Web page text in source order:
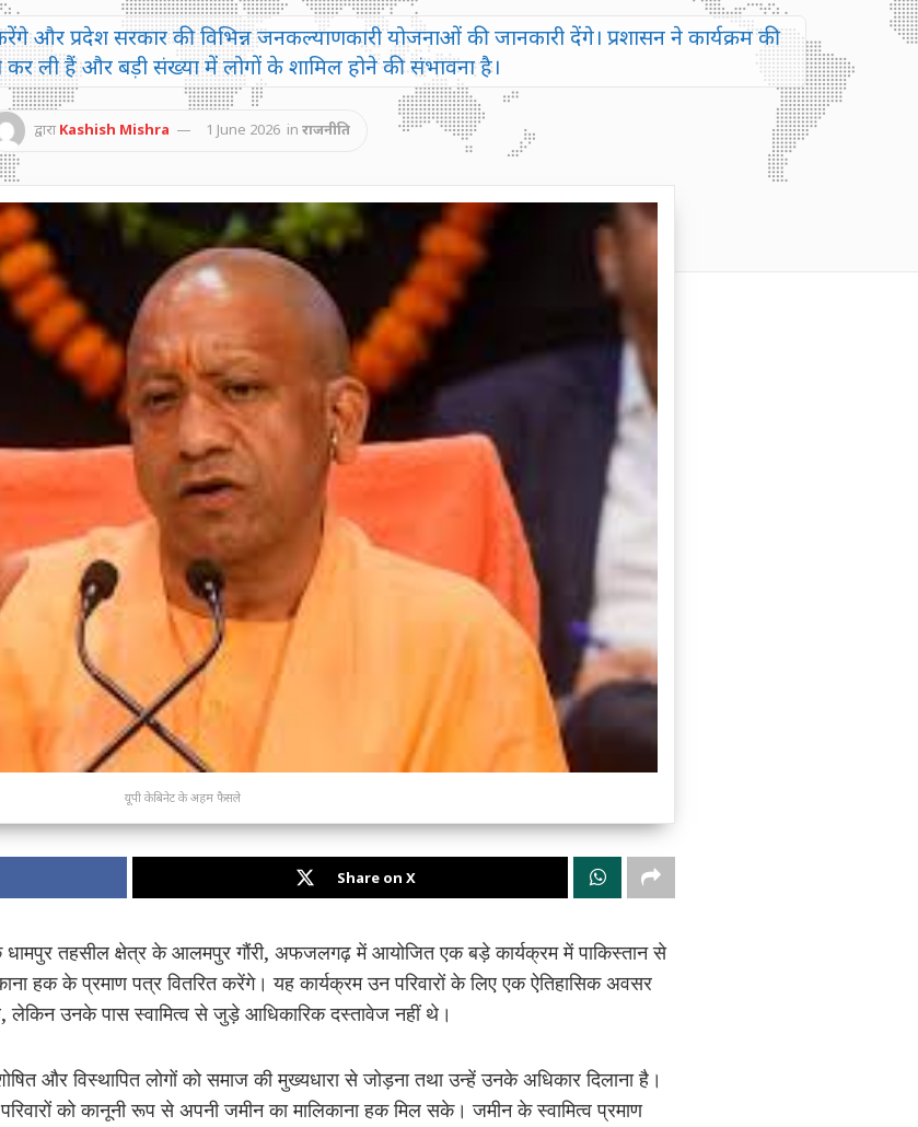
और प्रदेश सरकार की विभिन्न जनकल्याणकारी योजनाओं की जानकारी देंगे। प्रशासन ने कार्यक्रम की
कर ली हैं और बड़ी संख्या में लोगों के शामिल होने की संभावना है।
द्वारा Kashish Mishra 1 June 2026 in राजनीति
यूपी केबिनेट के अहम फैसले
Share on X
के धामपुर तहसील क्षेत्र के आलमपुर गौंरी, अफजलगढ़ में आयोजित एक बड़े कार्यक्रम में पाकिस्तान से
हक के प्रमाण पत्र वितरित करेंगे। यह कार्यक्रम उन परिवारों के लिए एक ऐतिहासिक अवसर
लेकिन उनके पास स्वामित्व से जुड़े आधिकारिक दस्तावेज नहीं थे।
और विस्थापित लोगों को समाज की मुख्यधारा से जोड़ना तथा उन्हें उनके अधिकार दिलाना है।
को कानूनी रूप से अपनी जमीन का मालिकाना हक मिल सके। जमीन के स्वामित्व प्रमाण